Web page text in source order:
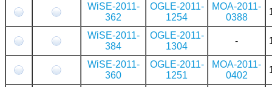
WiSE-2011-
362
OGLE-2011-
1254
MOA-2011-
0388
WiSE-2011-
384
OGLE-2011-
1304
-
WiSE-2011-
360
OGLE-2011-
1251
MOA-2011-
0402